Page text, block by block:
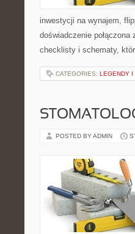
inwestycji na wynajem,
doświadczenie
checklisty i schematy,
CATEGORIES: LEGENDY I
POSTED BY ADMIN